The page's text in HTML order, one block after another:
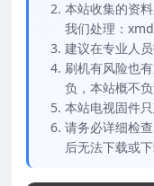
本站收集的资
我们处理：
建议在专业人
刷机有风险也
负，本站概不
本站电视固件
请务必详细检
后无法下载或